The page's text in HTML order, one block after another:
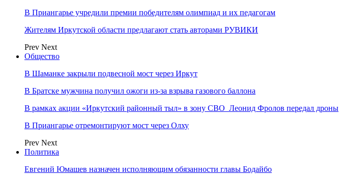
В Приангарье учредили премии победителям олимпиад и их педагогам
Жителям Иркутской области предлагают стать авторами РУВИКИ
Prev Next
Общество
В Шаманке закрыли подвесной мост через Иркут
В Братске мужчина получил ожоги из-за взрыва газового баллона
В рамках акции «Иркутский районный тыл» в зону СВО Леонид Фролов передал дроны
В Приангарье отремонтируют мост через Олху
Prev Next
Политика
Евгений Юмашев назначен исполняющим обязанности главы Бодайбо